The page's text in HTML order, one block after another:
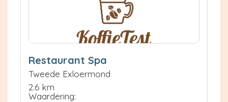
Restaurant Spa
Tweede Exloermond
2.6 km
Waardering: